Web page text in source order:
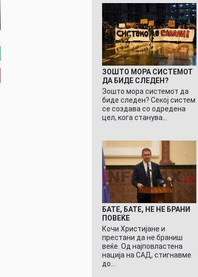
ЗОШТО МОРА СИСТЕМОТ
ДА БИДЕ СЛЕДЕН?
Зошто мора системот да
биде следен? Секој систем
се создава со одредена
цел, кога станува…
БАТЕ, БАТЕ, НЕ НЕ БРАНИ
ПОВЕЌЕ
Кочи Христијане и
престани да не браниш
веќе. Од најповластена
нација на САД, стигнавме
до…